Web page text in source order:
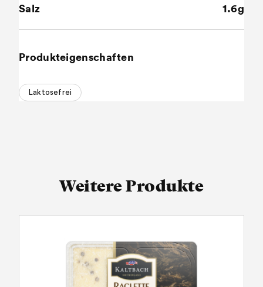
Salz 1.6g
Produkteigenschaften
Laktosefrei
Weitere Produkte